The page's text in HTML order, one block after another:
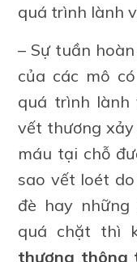
quá trình lành
– Sự tuần
của các mô
quá trình lành
vết thương
máu tại chỗ
sao vết loét
đè hay
quá chặt thì
thương thông